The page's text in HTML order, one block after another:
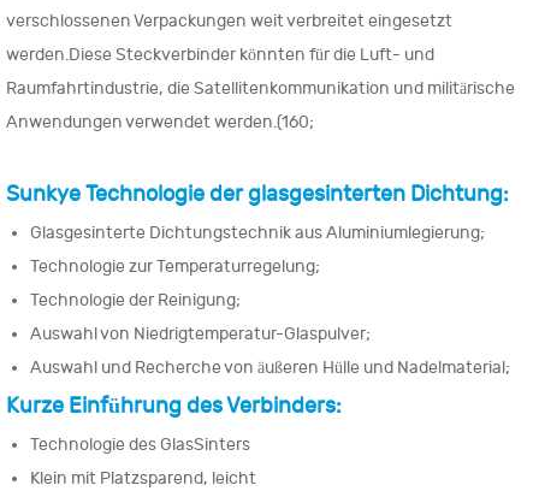
verschlossenen Verpackungen weit verbreitet eingesetzt
werden.Diese Steckverbinder könnten für die Luft- und
Raumfahrtindustrie, die Satellitenkommunikation und militärische
Anwendungen verwendet werden.(160;
Sunkye Technologie der glasgesinterten Dichtung:
Glasgesinterte Dichtungstechnik aus Aluminiumlegierung;
Technologie zur Temperaturregelung;
Technologie der Reinigung;
Auswahl von Niedrigtemperatur-Glaspulver;
Auswahl und Recherche von äußeren Hülle und Nadelmaterial;
Kurze Einführung des Verbinders:
Technologie des GlasSinters
Klein mit Platzsparend, leicht